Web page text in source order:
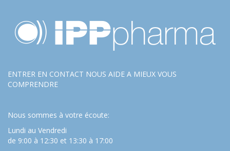
ENTRER EN CONTACT NOUS AIDE A MIEUX VOUS
COMPRENDRE
Nous sommes à votre écoute:
Lundi au Vendredi
de 9:00 à 12:30 et 13:30 à 17:00